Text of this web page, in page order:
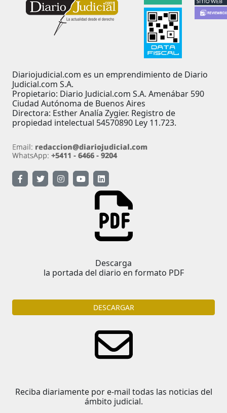
Diariojudicial.com es un emprendimiento de Diario
Judicial.com S.A.
Propietario: Diario Judicial.com S.A. Amenábar 590
Ciudad Autónoma de Buenos Aires
Directora: Esther Analía Zygier. Registro de
propiedad intelectual 54570890 Ley 11.723.
Descarga
la portada del diario en formato PDF
DESCARGAR
Reciba diariamente por e-mail todas las noticias del
ámbito judicial.